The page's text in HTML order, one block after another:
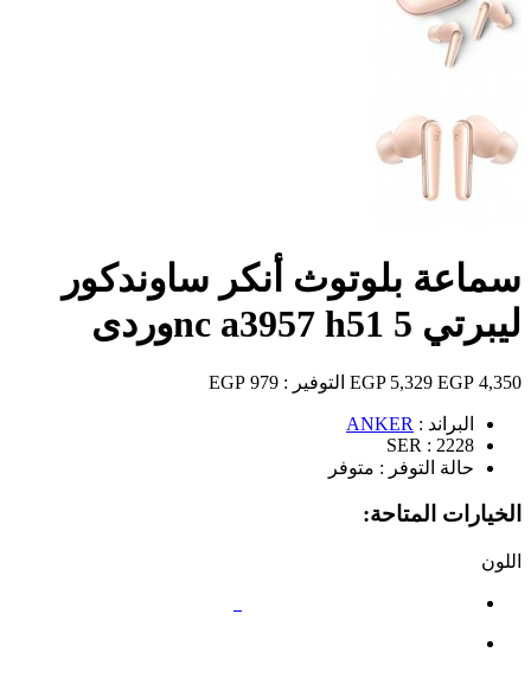
سماعة بلوتوث أنكر ساوندكور
ليبرتي 5 nc a3957 h51وردى
4,350 EGP
5,329 EGP التوفير : 979 EGP
البراند : ANKER
SER : 2228
حالة التوفر : متوفر
الخيارات المتاحة:
اللون